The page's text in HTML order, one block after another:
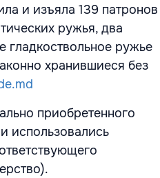
и изъяла 139 патронов
ружья, два
гладкоствольное ружье
хранившиеся без
приобретенного
использовались